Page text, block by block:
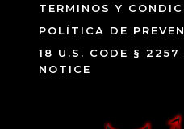
TERMINOS Y
POLÍTICA DE
18 U.S. CODE § 2257
NOTICE